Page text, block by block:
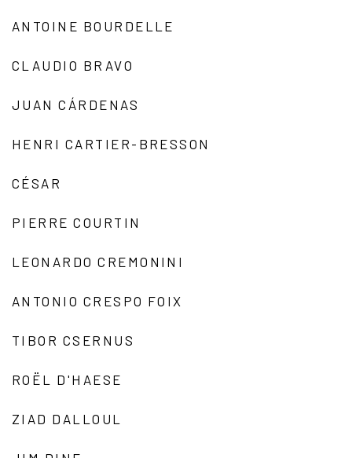
ANTOINE BOURDELLE
CLAUDIO BRAVO
JUAN CÁRDENAS
HENRI CARTIER-BRESSON
CÉSAR
PIERRE COURTIN
LEONARDO CREMONINI
ANTONIO CRESPO FOIX
TIBOR CSERNUS
ROËL D'HAESE
ZIAD DALLOUL